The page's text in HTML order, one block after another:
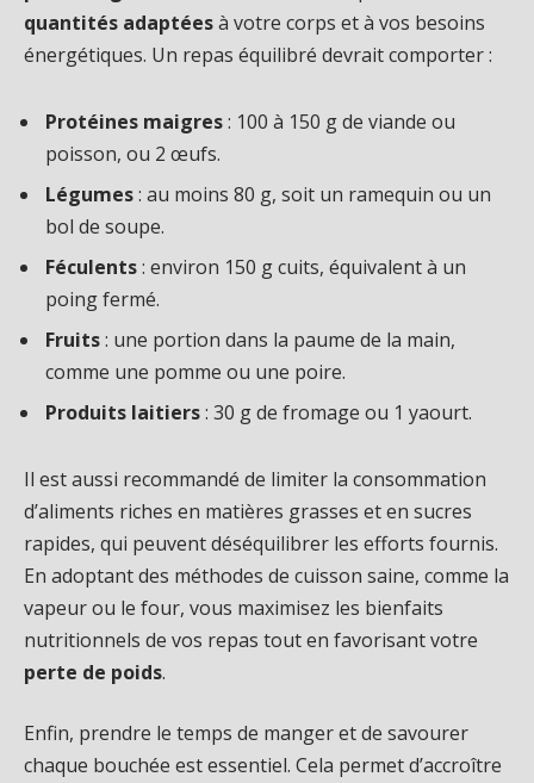
quantités adaptéesà votre corps et à vos besoins
énergétiques. Un repas équilibré devrait comporter :
Protéines maigres: 100 à 150 g de viande ou
poisson, ou 2 œufs.
Légumes: au moins 80 g, soit un ramequin ou un
bol de soupe.
Féculents: environ 150 g cuits, équivalent à un
poing fermé.
Fruits: une portion dans la paume de la main,
comme une pomme ou une poire.
Produits laitiers: 30 g de fromage ou 1 yaourt.
Il est aussi recommandé de limiter la consommation
d’aliments riches en matières grasses et en sucres
rapides, qui peuvent déséquilibrer les efforts fournis.
En adoptant des méthodes de cuisson saine, comme la
vapeur ou le four, vous maximisez les bienfaits
nutritionnels de vos repas tout en favorisant votre
perte de poids.
Enfin, prendre le temps de manger et de savourer
chaque bouchée est essentiel. Cela permet d’accroître